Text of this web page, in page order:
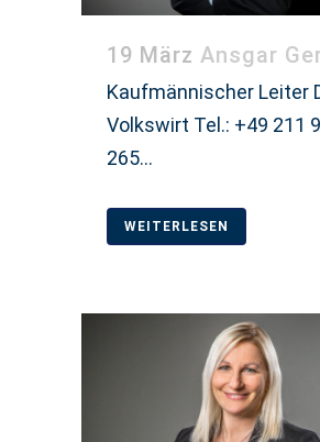
19 März Ansgar
Kaufmännischer Leiter
Volkswirt Tel.: +49 211
265...
WEITERLESEN